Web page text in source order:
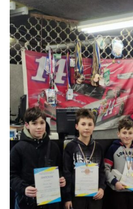
«Кубок
КПДЮ
2026»